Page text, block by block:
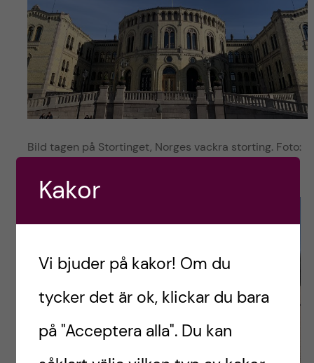
Bild tagen på Stortinget, Norges vackra storting. Foto:
Kakor
Vi bjuder på kakor! Om du
tycker det är ok, klickar du bara
på "Acceptera alla". Du kan